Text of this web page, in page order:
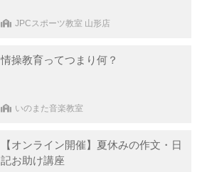
JPCスポーツ教室 山形店
情操教育ってつまり何？
いのまた音楽教室
【オンライン開催】夏休みの作文・日
記お助け講座